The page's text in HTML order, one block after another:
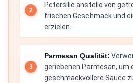
Petersilie anstelle von
frischen Geschmack und
erzielen.
Parmesan Qualität:
geriebenen Parmesan, um
geschmackvollere Sauce